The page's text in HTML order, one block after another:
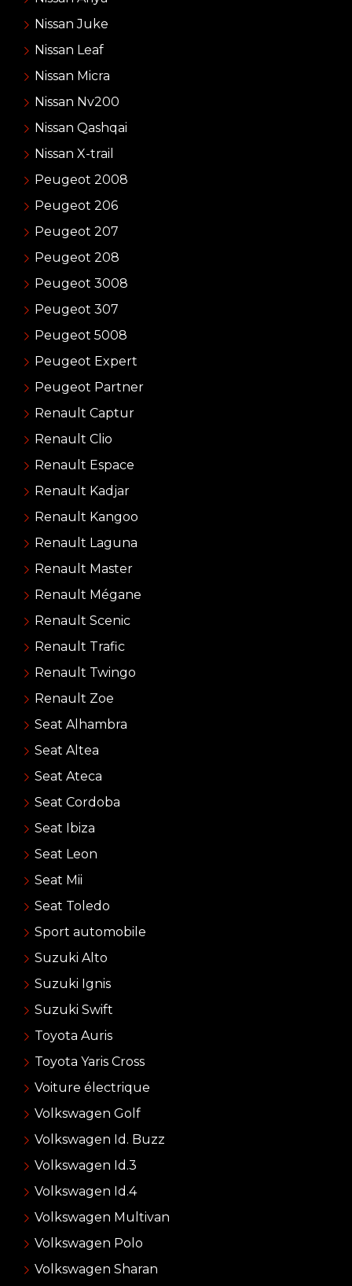
Nissan Juke
Nissan Leaf
Nissan Micra
Nissan Nv200
Nissan Qashqai
Nissan X-trail
Peugeot 2008
Peugeot 206
Peugeot 207
Peugeot 208
Peugeot 3008
Peugeot 307
Peugeot 5008
Peugeot Expert
Peugeot Partner
Renault Captur
Renault Clio
Renault Espace
Renault Kadjar
Renault Kangoo
Renault Laguna
Renault Master
Renault Mégane
Renault Scenic
Renault Trafic
Renault Twingo
Renault Zoe
Seat Alhambra
Seat Altea
Seat Ateca
Seat Cordoba
Seat Ibiza
Seat Leon
Seat Mii
Seat Toledo
Sport automobile
Suzuki Alto
Suzuki Ignis
Suzuki Swift
Toyota Auris
Toyota Yaris Cross
Voiture électrique
Volkswagen Golf
Volkswagen Id. Buzz
Volkswagen Id.3
Volkswagen Id.4
Volkswagen Multivan
Volkswagen Polo
Volkswagen Sharan